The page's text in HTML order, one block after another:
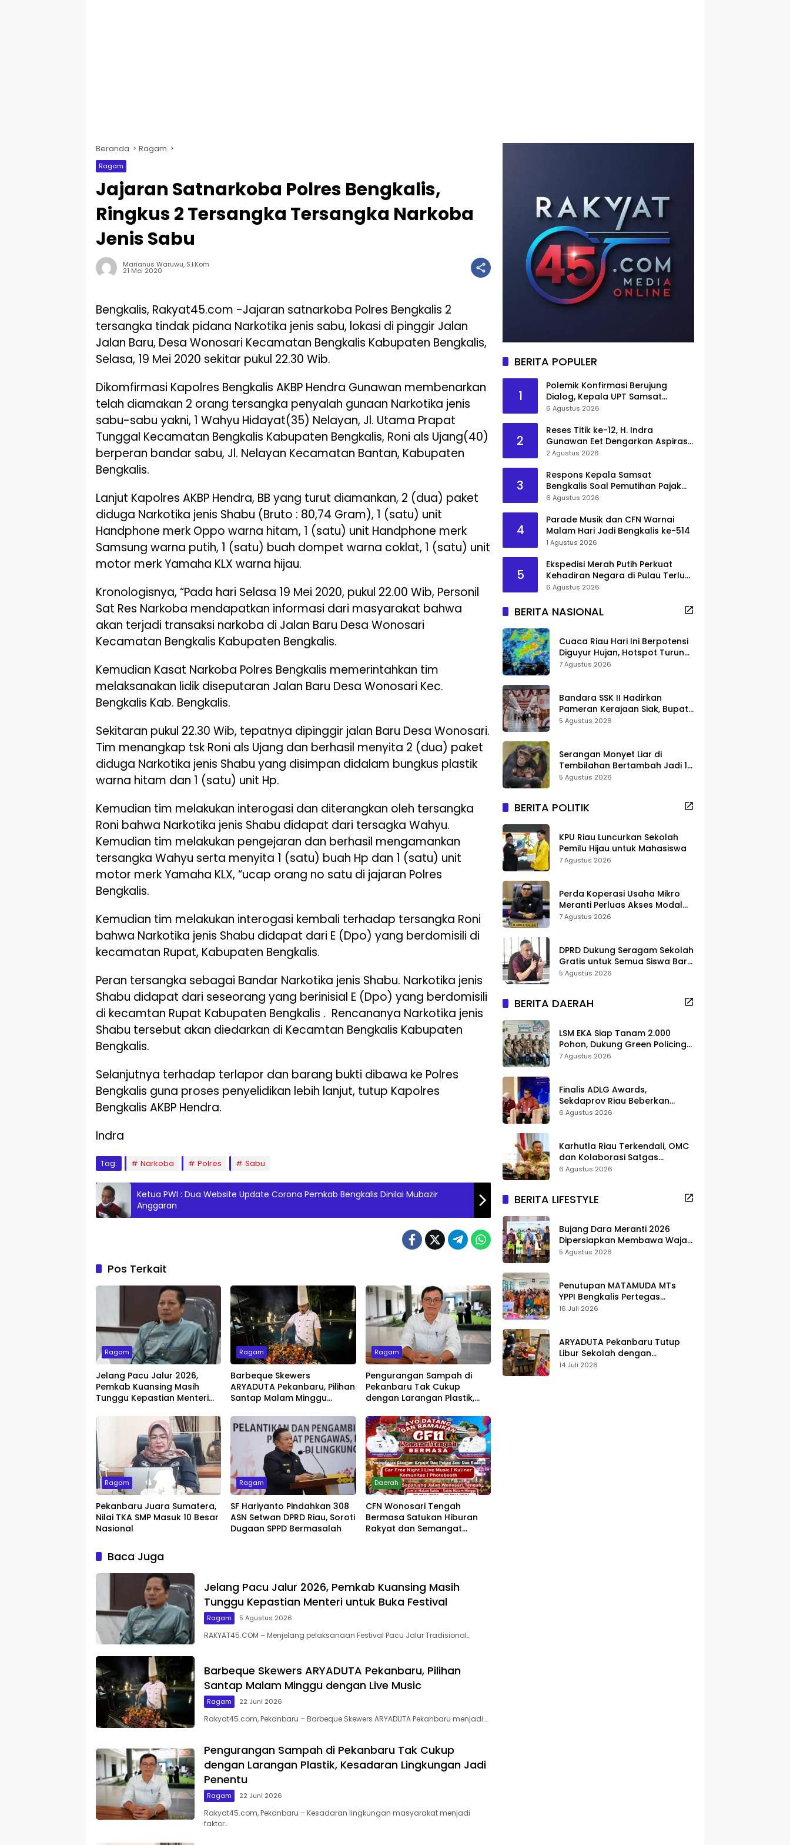
Beranda Ragam
Ragam
Jajaran Satnarkoba Polres Bengkalis,
Ringkus 2 Tersangka Tersangka Narkoba
Jenis Sabu
Marianus Waruwu, S.I.Kom
21 Mei 2020
Bengkalis, Rakyat45.com -Jajaran satnarkoba Polres Bengkalis 2
tersangka tindak pidana Narkotika jenis sabu, lokasi di pinggir Jalan
Jalan Baru, Desa Wonosari Kecamatan Bengkalis Kabupaten Bengkalis,
Selasa, 19 Mei 2020 sekitar pukul 22.30 Wib.
Dikomfirmasi Kapolres Bengkalis AKBP Hendra Gunawan membenarkan
telah diamakan 2 orang tersangka penyalah gunaan Narkotika jenis
sabu-sabu yakni, 1 Wahyu Hidayat(35) Nelayan, Jl. Utama Prapat
Tunggal Kecamatan Bengkalis Kabupaten Bengkalis, Roni als Ujang(40)
berperan bandar sabu, Jl. Nelayan Kecamatan Bantan, Kabupaten
Bengkalis.
Lanjut Kapolres AKBP Hendra, BB yang turut diamankan, 2 (dua) paket
diduga Narkotika jenis Shabu (Bruto : 80,74 Gram), 1 (satu) unit
Handphone merk Oppo warna hitam, 1 (satu) unit Handphone merk
Samsung warna putih, 1 (satu) buah dompet warna coklat, 1 (satu) unit
motor merk Yamaha KLX warna hijau.
Kronologisnya, “Pada hari Selasa 19 Mei 2020, pukul 22.00 Wib, Personil
Sat Res Narkoba mendapatkan informasi dari masyarakat bahwa
akan terjadi transaksi narkoba di Jalan Baru Desa Wonosari
Kecamatan Bengkalis Kabupaten Bengkalis.
Kemudian Kasat Narkoba Polres Bengkalis memerintahkan tim
melaksanakan lidik diseputaran Jalan Baru Desa Wonosari Kec.
Bengkalis Kab. Bengkalis.
Sekitaran pukul 22.30 Wib, tepatnya dipinggir jalan Baru Desa Wonosari.
Tim menangkap tsk Roni als Ujang dan berhasil menyita 2 (dua) paket
diduga Narkotika jenis Shabu yang disimpan didalam bungkus plastik
warna hitam dan 1 (satu) unit Hp.
Kemudian tim melakukan interogasi dan diterangkan oleh tersangka
Roni bahwa Narkotika jenis Shabu didapat dari tersagka Wahyu.
Kemudian tim melakukan pengejaran dan berhasil mengamankan
tersangka Wahyu serta menyita 1 (satu) buah Hp dan 1 (satu) unit
motor merk Yamaha KLX, “ucap orang no satu di jajaran Polres
Bengkalis.
Kemudian tim melakukan interogasi kembali terhadap tersangka Roni
bahwa Narkotika jenis Shabu didapat dari E (Dpo) yang berdomisili di
kecamatan Rupat, Kabupaten Bengkalis.
Peran tersangka sebagai Bandar Narkotika jenis Shabu. Narkotika jenis
Shabu didapat dari seseorang yang berinisial E (Dpo) yang berdomisili
di kecamtan Rupat Kabupaten Bengkalis . Rencananya Narkotika jenis
Shabu tersebut akan diedarkan di Kecamtan Bengkalis Kabupaten
Bengkalis.
Selanjutnya terhadap terlapor dan barang bukti dibawa ke Polres
Bengkalis guna proses penyelidikan lebih lanjut, tutup Kapolres
Bengkalis AKBP Hendra.
Indra
Tag: Narkoba Polres Sabu
Ketua PWI : Dua Website Update Corona Pemkab Bengkalis Dinilai Mubazir
Anggaran
Pos Terkait
Ragam
Jelang Pacu Jalur 2026,
Pemkab Kuansing Masih
Tunggu Kepastian Menteri
Ragam
Barbeque Skewers
ARYADUTA Pekanbaru, Pilihan
Santap Malam Minggu
Ragam
Pengurangan Sampah di
Pekanbaru Tak Cukup
dengan Larangan Plastik,
Penentu
Ragam
Pekanbaru Juara Sumatera,
Nilai TKA SMP Masuk 10 Besar
Nasional
Ragam
SF Hariyanto Pindahkan 308
ASN Setwan DPRD Riau, Soroti
Dugaan SPPD Bermasalah
Daerah
CFN Wonosari Tengah
Bermasa Satukan Hiburan
Rakyat dan Semangat
Baca Juga
Jelang Pacu Jalur 2026, Pemkab Kuansing Masih
Tunggu Kepastian Menteri untuk Buka Festival
Ragam 5 Agustus 2026
RAKYAT45.COM – Menjelang pelaksanaan Festival Pacu Jalur Tradisional…
Barbeque Skewers ARYADUTA Pekanbaru, Pilihan
Santap Malam Minggu dengan Live Music
Ragam 22 Juni 2026
Rakyat45.com, Pekanbaru – Barbeque Skewers ARYADUTA Pekanbaru menjadi…
Pengurangan Sampah di Pekanbaru Tak Cukup
dengan Larangan Plastik, Kesadaran Lingkungan Jadi
Penentu
Ragam 22 Juni 2026
Rakyat45.com, Pekanbaru – Kesadaran lingkungan masyarakat menjadi
faktor…
BERITA POPULER
1
Polemik Konfirmasi Berujung
Dialog, Kepala UPT Samsat
Bengkalis Minta Maaf
6 Agustus 2026
2
Reses Titik ke-12, H. Indra
Gunawan Eet Dengarkan Aspirasi
Senggoro
2 Agustus 2026
3
Respons Kepala Samsat
Bengkalis Soal Pemutihan Pajak
Disorot
6 Agustus 2026
4
Parade Musik dan CFN Warnai
Malam Hari Jadi Bengkalis ke-514
1 Agustus 2026
5
Ekspedisi Merah Putih Perkuat
Kehadiran Negara di Pulau Terluar
Rupat
6 Agustus 2026
BERITA NASIONAL
Cuaca Riau Hari Ini Berpotensi
Diguyur Hujan, Hotspot Turun
Jadi 25 Titik
7 Agustus 2026
Bandara SSK II Hadirkan
Pameran Kerajaan Siak, Bupati
Afni: Jadi Ruang Edukasi
5 Agustus 2026
Serangan Monyet Liar di
Tembilahan Bertambah Jadi 16
Korban, DPKP Bantah Video
5 Agustus 2026
BERITA POLITIK
KPU Riau Luncurkan Sekolah
Pemilu Hijau untuk Mahasiswa
7 Agustus 2026
Perda Koperasi Usaha Mikro
Meranti Perluas Akses Modal
dan Pasar
7 Agustus 2026
DPRD Dukung Seragam Sekolah
Gratis untuk Semua Siswa Baru,
Minta Rehab Sekolah Jangan
5 Agustus 2026
BERITA DAERAH
LSM EKA Siap Tanam 2.000
Pohon, Dukung Green Policing
dan Pelestarian di Meranti
7 Agustus 2026
Finalis ADLG Awards,
Sekdaprov Riau Beberkan
Strategi Digitalisasi untuk
6 Agustus 2026
Karhutla Riau Terkendali, OMC
dan Kolaborasi Satgas
Berhasil Tekan Titik Api
6 Agustus 2026
BERITA LIFESTYLE
Bujang Dara Meranti 2026
Dipersiapkan Membawa Wajah
Daerah ke Publik
5 Agustus 2026
Penutupan MATAMUDA MTs
YPPI Bengkalis Pertegas
Pendidikan Berbasis Adat dan
16 Juli 2026
ARYADUTA Pekanbaru Tutup
Libur Sekolah dengan
Pengalaman Staycation
14 Juli 2026